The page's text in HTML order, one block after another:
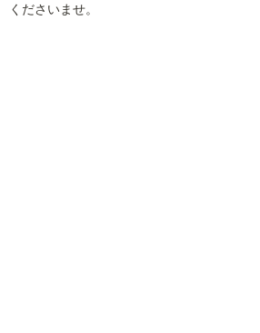
くださいませ。